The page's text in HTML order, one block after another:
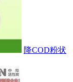
降COD粉状